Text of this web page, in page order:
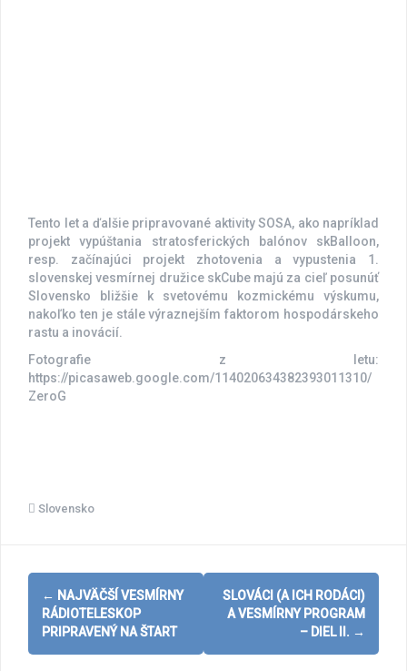
Tento let a ďalšie pripravované aktivity SOSA, ako napríklad
projekt vypúštania stratosferických balónov skBalloon,
resp. začínajúci projekt zhotovenia a vypustenia 1.
slovenskej vesmírnej družice skCube majú za cieľ posunúť
Slovensko bližšie k svetovému kozmickému výskumu,
nakoľko ten je stále výraznejším faktorom hospodárskeho
rastu a inovácií.
Fotografie z letu:
https://picasaweb.google.com/114020634382393011310/
ZeroG
Slovensko
Post
navigation
← NAJVÄČŠÍ VESMÍRNY
RÁDIOTELESKOP
PRIPRAVENÝ NA ŠTART
SLOVÁCI (A ICH RODÁCI)
A VESMÍRNY PROGRAM
– DIEL II. →